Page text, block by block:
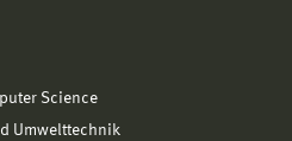
Science
Umwelttechnik